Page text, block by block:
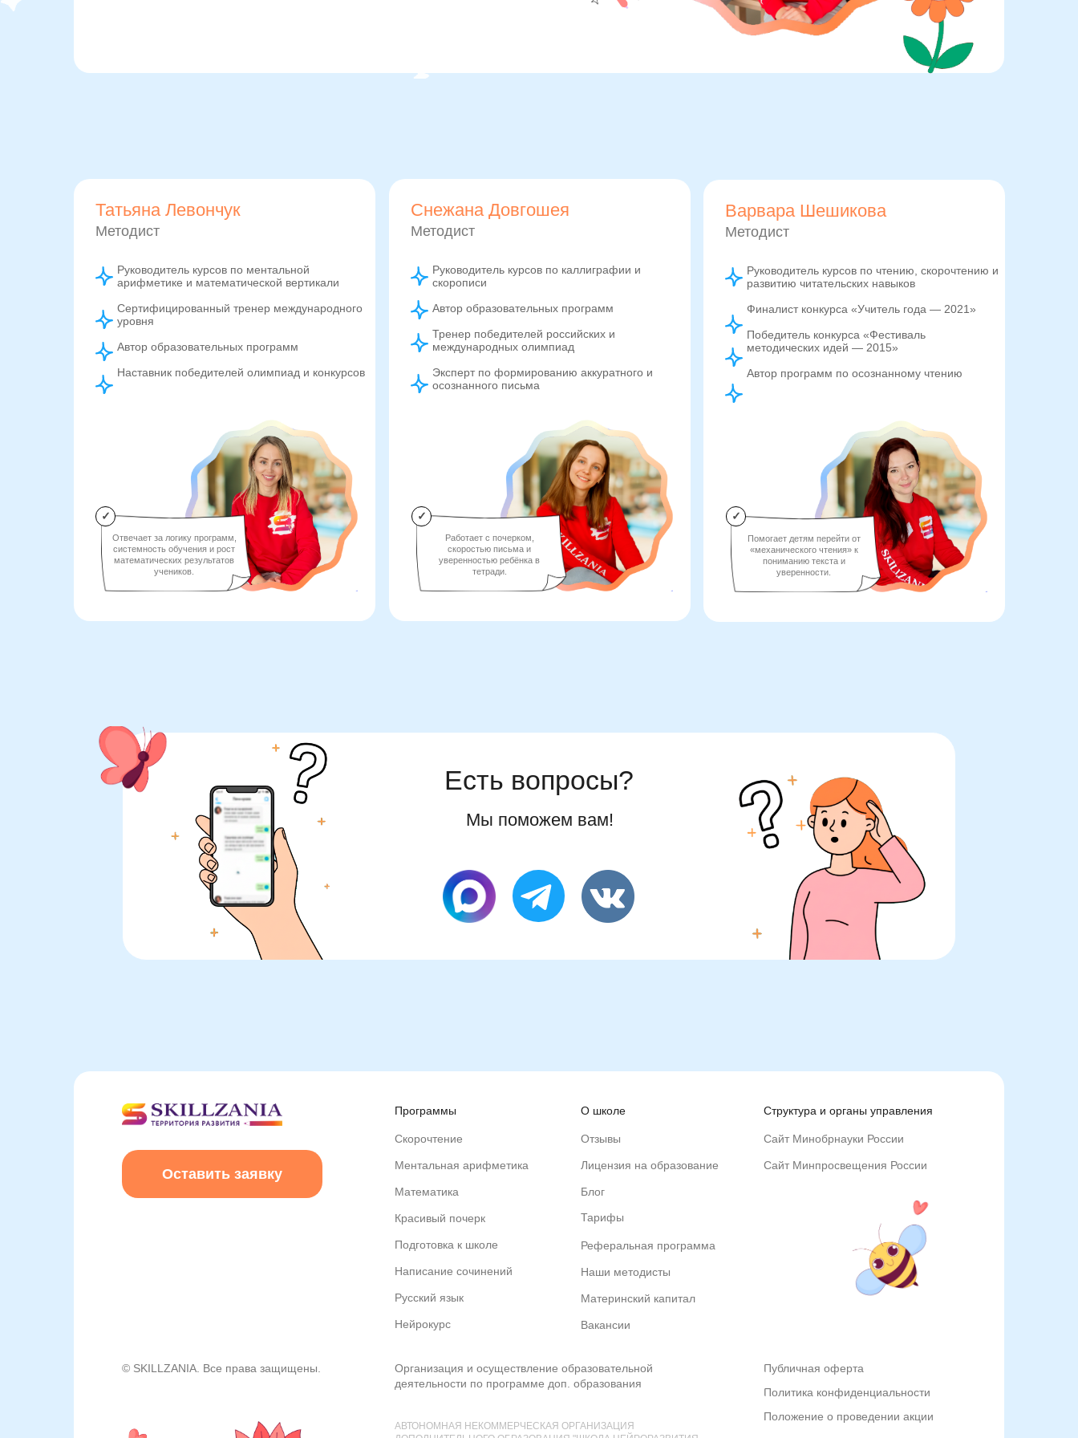
Татьяна Левончук
Руководитель курсов по ментальной
арифметике и математической вертикали
Сертифицированный тренер международного
уровня
Автор образовательных программ
Наставник победителей олимпиад и конкурсов
Методист
Отвечает за логику программ,
системность обучения и рост
математических результатов
учеников.
Снежана Довгошея
Руководитель курсов по каллиграфии и
скорописи
Автор образовательных программ
Тренер победителей российских и
международных олимпиад
Эксперт по формированию аккуратного и
осознанного письма
Методист
Работает с почерком,
скоростью письма и
уверенностью ребёнка в
тетради.
Варвара Шешикова
Руководитель курсов по чтению, скорочтению и
развитию читательских навыков
Финалист конкурса «Учитель года — 2021»
Победитель конкурса «Фестиваль
методических идей — 2015»
Автор программ по осознанному чтению
Методист
Помогает детям перейти от
«механического чтения» к
пониманию текста и
уверенности.
✓ ✓ ✓
Есть вопросы?
Мы поможем вам!
Политика конфиденциальности
Оставить заявку
Скорочтение
Ментальная арифметика
Математика
Красивый почерк
Подготовка к школе
Написание сочинений
Русский язык
Нейрокурс
Положение о проведении акции
Отзывы
Лицензия на образование
Блог
Тарифы
Реферальная программа
Наши методисты
Материнский капитал
Вакансии
Программы О школе Структура и органы управления
© SKILLZANIA. Все права защищены.
Организация и осуществление образовательной
деятельности по программе доп. образования
АВТОНОМНАЯ НЕКОММЕРЧЕСКАЯ ОРГАНИЗАЦИЯ
Сайт Минобрнауки России
Сайт Минпросвещения России
Публичная оферта